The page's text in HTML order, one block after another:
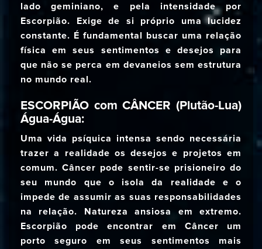
lado geminiano, e pela intensidade por
Escorpião. Exige de si próprio uma lucidez
constante. É fundamental buscar uma relação
física em seus sentimentos e desejos para
que não se perca em devaneios sem estrutura
no mundo real.
ESCORPIÃO com CÂNCER (Plutão-Lua)
Água-Água:
Uma vida psíquica intensa sendo necessária
trazer a realidade os desejos e projetos em
comum. Câncer pode sentir-se prisioneiro do
seu mundo que o isola da realidade e o
impede de assumir as suas responsabilidades
na relação. Natureza ansiosa em extremo.
Escorpião pode encontrar em Câncer um
porto seguro em seus sentimentos mais